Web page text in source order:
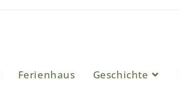
Ferienhaus Geschichte